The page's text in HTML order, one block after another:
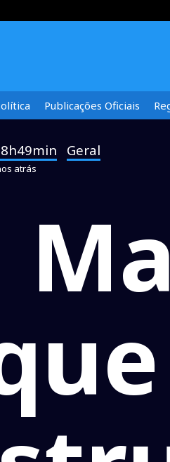
Publicações Oficiais
Geral
atrás